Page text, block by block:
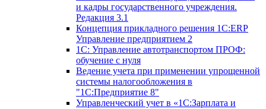
и кадры государственного учреждения.
Редакция 3.1
Концепция прикладного решения 1С:ERP
Управление предприятием 2
1С: Управление автотранспортом ПРОФ:
обучение с нуля
Ведение учета при применении упрощенной
системы налогообложения в
"1С:Предприятие 8"
Управленческий учет в «1C:Зарплата и